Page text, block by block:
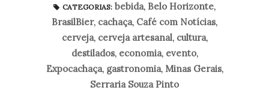
CATEGORIAS: bebida, Belo Horizonte,
BrasilBier, cachaça, Café com Notícias,
cerveja, cerveja artesanal, cultura,
destilados, economia, evento,
Expocachaça, gastronomia, Minas Gerais,
Serraria Souza Pinto